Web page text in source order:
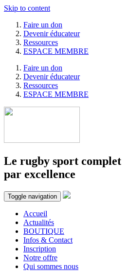
Skip to content
Faire un don
Devenir éducateur
Ressources
ESPACE MEMBRE
Faire un don
Devenir éducateur
Ressources
ESPACE MEMBRE
Le rugby sport complet
par excellence
Toggle navigation
Accueil
Actualités
BOUTIQUE
Infos & Contact
Inscription
Notre offre
Qui sommes nous